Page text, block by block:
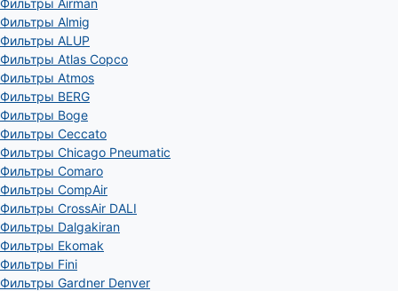
Фильтры Airman
Фильтры Almig
Фильтры ALUP
Фильтры Atlas Copco
Фильтры Atmos
Фильтры BERG
Фильтры Boge
Фильтры Ceccato
Фильтры Chicago Pneumatic
Фильтры Comaro
Фильтры CompAir
Фильтры CrossAir DALI
Фильтры Dalgakiran
Фильтры Ekomak
Фильтры Fini
Фильтры Gardner Denver